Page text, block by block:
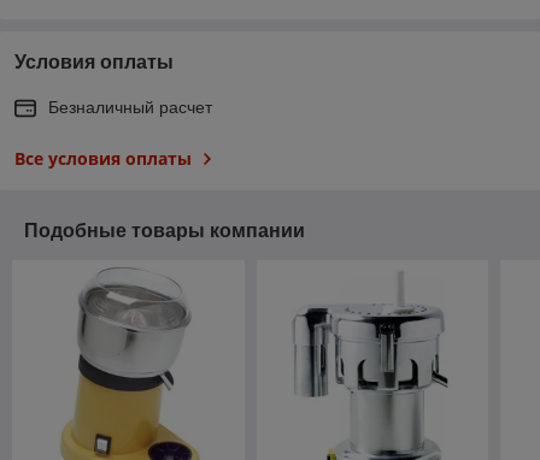
Условия оплаты
Безналичный расчет
Все условия оплаты
Подобные товары компании